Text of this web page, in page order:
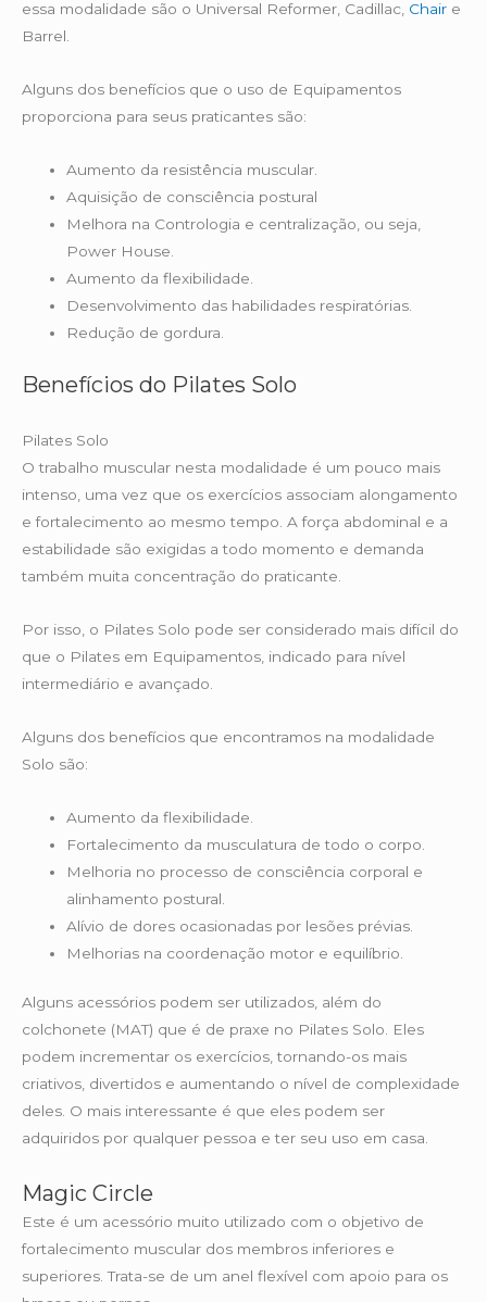
essa modalidade são o Universal Reformer, Cadillac, Chair e
Barrel.
Alguns dos benefícios que o uso de Equipamentos
proporciona para seus praticantes são:
Aumento da resistência muscular.
Aquisição de consciência postural
Melhora na Contrologia e centralização, ou seja,
Power House.
Aumento da flexibilidade.
Desenvolvimento das habilidades respiratórias.
Redução de gordura.
Benefícios do Pilates Solo
Pilates Solo
O trabalho muscular nesta modalidade é um pouco mais
intenso, uma vez que os exercícios associam alongamento
e fortalecimento ao mesmo tempo. A força abdominal e a
estabilidade são exigidas a todo momento e demanda
também muita concentração do praticante.
Por isso, o Pilates Solo pode ser considerado mais difícil do
que o Pilates em Equipamentos, indicado para nível
intermediário e avançado.
Alguns dos benefícios que encontramos na modalidade
Solo são:
Aumento da flexibilidade.
Fortalecimento da musculatura de todo o corpo.
Melhoria no processo de consciência corporal e
alinhamento postural.
Alívio de dores ocasionadas por lesões prévias.
Melhorias na coordenação motor e equilíbrio.
Alguns acessórios podem ser utilizados, além do
colchonete (MAT) que é de praxe no Pilates Solo. Eles
podem incrementar os exercícios, tornando-os mais
criativos, divertidos e aumentando o nível de complexidade
deles. O mais interessante é que eles podem ser
adquiridos por qualquer pessoa e ter seu uso em casa.
Magic Circle
Este é um acessório muito utilizado com o objetivo de
fortalecimento muscular dos membros inferiores e
superiores. Trata-se de um anel flexível com apoio para os